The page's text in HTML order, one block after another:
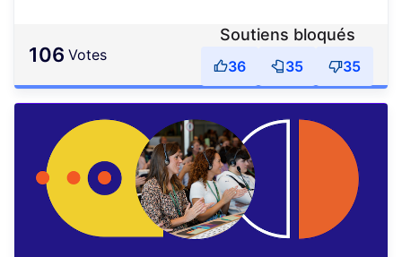
106 votes
Soutiens bloqués
36 35 35